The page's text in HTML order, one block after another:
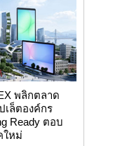
พลิกตลาด
เล็ตองค์กร
Ready ตอบ
ใหม่